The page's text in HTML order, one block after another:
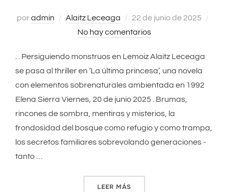
poradmin Alaitz Leceaga
Publicado
el
22 de junio de 2025
No hay comentarios
. . Persiguiendo monstruos en Lemoiz Alaitz Leceaga
se pasa al thriller en ‘La última princesa’, una novela
con elementos sobrenaturales ambientada en 1992
Elena Sierra Viernes, 20 de junio 2025 . Brumas,
rincones de sombra, mentiras y misterios, la
frondosidad del bosque como refugio y como trampa,
los secretos familiares sobrevolando generaciones -
tanto …
LEER MÁS